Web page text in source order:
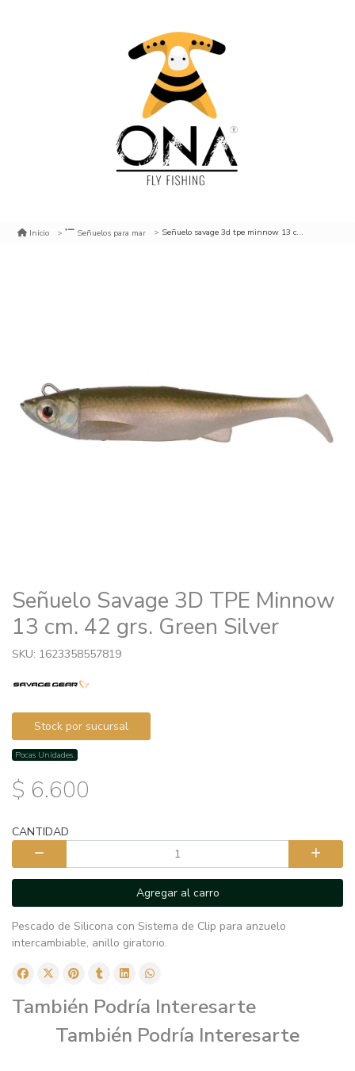
Inicio Señuelos para mar Señuelo savage 3d tpe minnow 13 cm. 42 grs. green silver
Señuelo Savage 3D TPE Minnow
13 cm. 42 grs. Green Silver
SKU: 1623358557819
Stock por sucursal
Pocas Unidades.
$ 6.600
CANTIDAD
Agregar al carro
Pescado de Silicona con Sistema de Clip para anzuelo
intercambiable, anillo giratorio.
También Podría Interesarte
También Podría Interesarte